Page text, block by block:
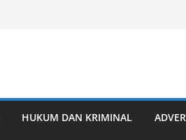
HUKUM DAN KRIMINAL